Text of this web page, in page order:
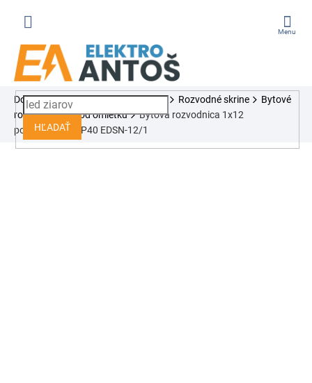
HĽADAŤ
Domov Rozvádzače a rozvodnice Rozvodné skrine
Bytové
rozvodnice
Pod omietku
Bytová rozvodnica 1x12
podomietková IP40 EDSN-12/1